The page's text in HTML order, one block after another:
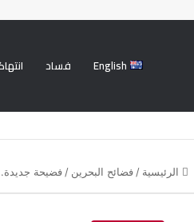
فساد English
الرئيسية / فضائح البحرين / فضيحة